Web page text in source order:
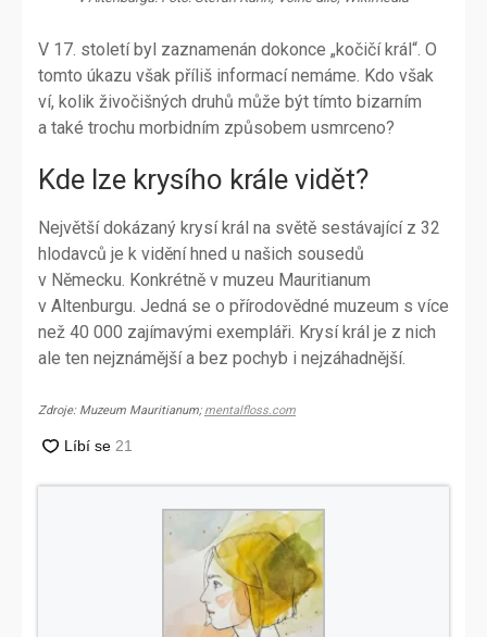
V 17. století byl zaznamenán dokonce „kočičí král“. O
tomto úkazu však příliš informací nemáme. Kdo však
ví, kolik živočišných druhů může být tímto bizarním
a také trochu morbidním způsobem usmrceno?
Kde lze krysího krále vidět?
Největší dokázaný krysí král na světě sestávající z 32
hlodavců je k vidění hned u našich sousedů
v Německu. Konkrétně v muzeu Mauritianum
v Altenburgu. Jedná se o přírodovědné muzeum s více
než 40 000 zajímavými exempláři. Krysí král je z nich
ale ten nejznámější a bez pochyb i nejzáhadnější.
Zdroje: Muzeum Mauritianum; mentalfloss.com